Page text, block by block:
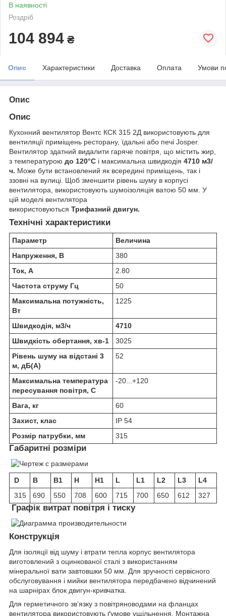
В наявності
Роздріб
104 894 ₴
Опис Характеристики Доставка Оплата Умови
Опис
Опис
Кухонний вентилятор Вентс КСК 315 2Д використовують для
вентиляції приміщень ресторану, їдальні або печі Josper.
Вентилятор здатний видалити гаряче повітря, що містить жир,
з температурою до 120°С і максимальна швидкодія 4710 м3/
ч. Може бути встановлений як всередині приміщень, так і
ззовні на вулиці. Щоб зменшити рівень шуму в корпусі
вентилятора, використовують шумоізоляція ватою 50 мм. У
цій моделі вентилятора
використовуються Трифазний двигун.
Технічні характеристики
Параметр
Величина
Напруження, В
380
Ток, А
2.80
Частота струму Гц
50
Максимальна потужність,
Вт
1225
Швидкодія, м3/ч
4710
Швидкість обертання, хв-1
3025
Рівень шуму на відстані 3
м, дБ(А)
52
Максимальна температура
пересування повітря, C
-20...+120
Вага, кг
60
Захист, клас
IP 54
Розмір патрубки, мм
315
Габаритні розміри
D B B1 H H1 L L1 L2 L3
L4
315
690 550 708 600 715 700 650 612 327
Графік витрат повітря і тиску
Конструкція
Для ізоляції від шуму і втрати тепла корпус вентилятора
виготовлений з оцинкованої сталі з використанням
мінеральної вати завтовшки 50 мм. Для зручності сервісного
обслуговування і мийки вентилятора передбачено відчинений
на шарнірах блок двигун-кривчатка.
Для герметичного зв’язку з повітряноводами на фланцах
вентилятора використовують ґумове ущільнення. Монтажна